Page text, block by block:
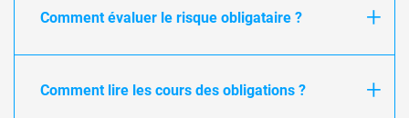
Comment évaluer le risque obligataire ?
Comment lire les cours des obligations ?